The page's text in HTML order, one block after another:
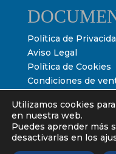
Política de
Aviso Legal
Política de Cookies
Condiciones de
Utilizamos cookies
en nuestra web.
Puedes aprender más
desactivarlas en los